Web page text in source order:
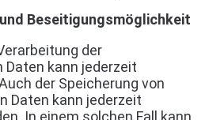
Beseitigungsmöglichkeit
der
Daten kann jederzeit
der Speicherung von
Daten kann jederzeit
In einem solchen Fall kann